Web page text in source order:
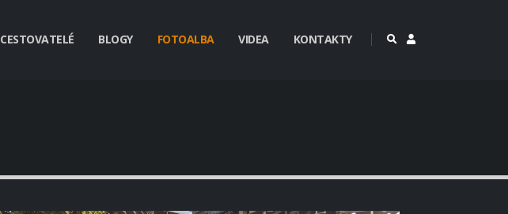
CESTOVATELÉ BLOGY FOTOALBA VIDEA KONTAKTY